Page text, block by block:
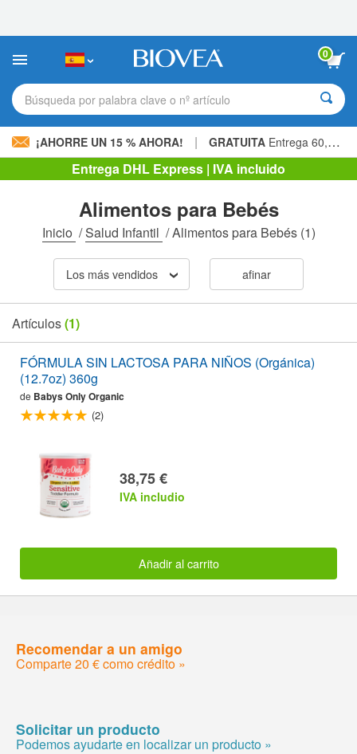
sitio
incluye
sistema
de
0
Búsqueda por palabra clave o nº artículo
¡AHORRE UN 15 % AHORA! | GRATUITA Entrega 60,00 € »
Entrega DHL Express | IVA incluido
Alimentos para Bebés
Inicio /Salud Infantil /Alimentos para Bebés(1)
Los más vendidos afinar
Artículos(1)
FÓRMULA SIN LACTOSA PARA NIÑOS (Orgánica)
(12.7oz) 360g
de Babys Only Organic
(2)
38,75 €
IVA includio
Añadir al carrito
Recomendar a un amigo
Comparte 20 € como crédito »
Solicitar un producto
Podemos ayudarte en localizar un producto »